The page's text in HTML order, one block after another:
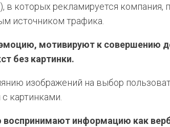
в которых рекламируется компания,
источником трафика.
мотивируют к совершению
без картинки.
изображений на выбор
картинками.
информацию как